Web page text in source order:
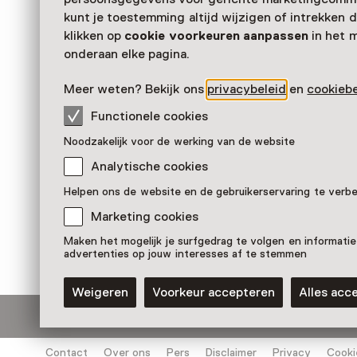
kunt je toestemming altijd wijzigen of intrekken
klikken op cookie voorkeuren aanpassenin het
onderaan elke pagina.
Meer weten? Bekijk ons privacybeleid en
Functionele cookies
Noodzakelijk voor de werking van de website
Analytische cookies
Helpen ons de website en de gebruikerservaring te
Marketing cookies
Maken het mogelijk je surfgedrag te volgen en
advertenties op jouw interesses af te stemmen
Weigeren Voorkeur accepteren Alles
Herrijzenis van een godshuis
Pronkstuk
Bevrijdingsmuseum Zeeland, Nieuwdorp (Borsele)
Blijf ontdekken
Koop online je
Contact Over ons Pers Disclaimer Privacy